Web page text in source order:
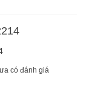
có đánh giá